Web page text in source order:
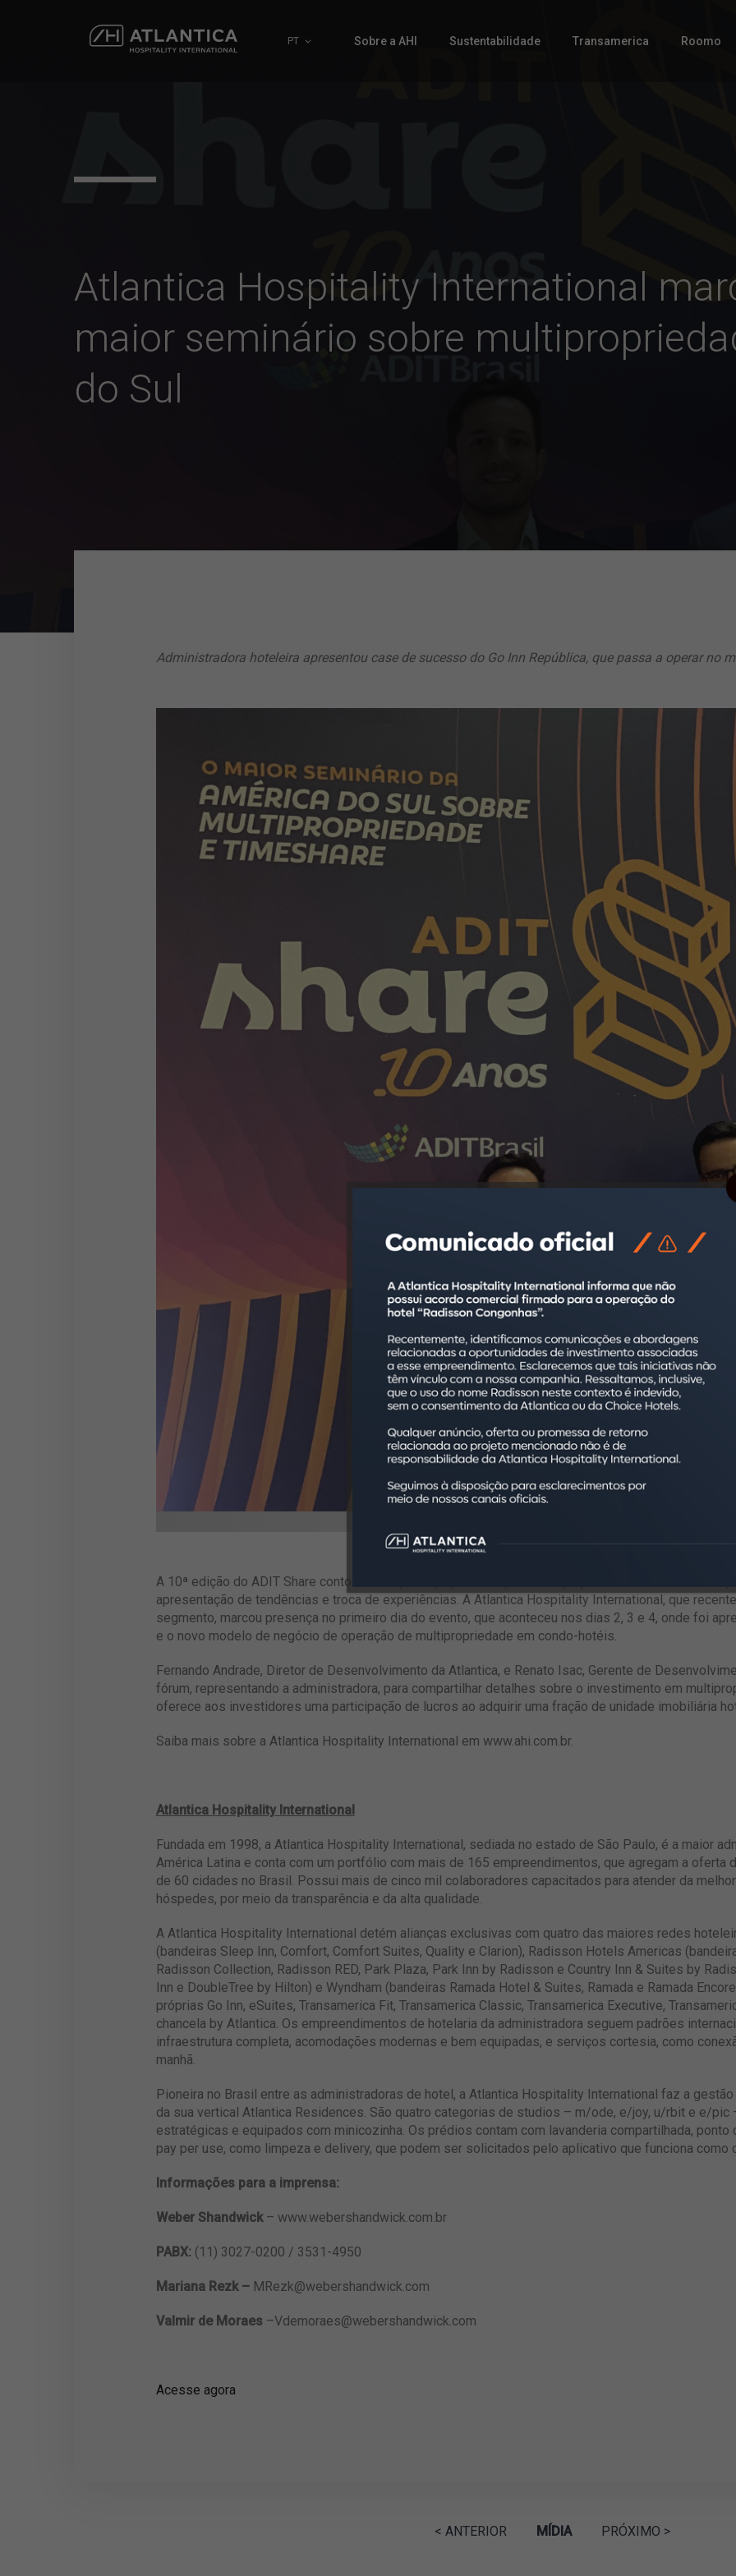
PT Sobre a AHI Sustentabilidade Transamerica Roomo
Atlantica Hospitality International
maior seminário sobre
do Sul
Administradora hoteleira apresentou case de sucesso do Go Inn República, que passa a operar no
A 10ª edição do ADIT Share contou com a participação de importantes players do mercado de
apresentação de tendências e troca de experiências. A Atlantica Hospitality International, que
segmento, marcou presença no primeiro dia do evento, que aconteceu nos dias 2, 3 e 4, onde foi
e o novo modelo de negócio de operação de multipropriedade em condo-hotéis.
Fernando Andrade, Diretor de Desenvolvimento da Atlantica, e Renato Isac, Gerente de
fórum, representando a administradora, para compartilhar detalhes sobre o investimento em
oferece aos investidores uma participação de lucros ao adquirir uma fração de unidade imobiliária
Saiba mais sobre a Atlantica Hospitality International em www.ahi.com.br.
Atlantica Hospitality International
Fundada em 1998, a Atlantica Hospitality International, sediada no estado de São Paulo, é a maior
América Latina e conta com um portfólio com mais de 165 empreendimentos, que agregam a oferta
de 60 cidades no Brasil. Possui mais de cinco mil colaboradores capacitados para atender da
hóspedes, por meio da transparência e da alta qualidade.
A Atlantica Hospitality International detém alianças exclusivas com quatro das maiores redes
(bandeiras Sleep Inn, Comfort, Comfort Suites, Quality e Clarion), Radisson Hotels Americas
Radisson Collection, Radisson RED, Park Plaza, Park Inn by Radisson e Country Inn & Suites by
Inn e DoubleTree by Hilton) e Wyndham (bandeiras Ramada Hotel & Suites, Ramada e Ramada
próprias Go Inn, eSuites, Transamerica Fit, Transamerica Classic, Transamerica Executive,
chancela by Atlantica. Os empreendimentos de hotelaria da administradora seguem padrões
infraestrutura completa, acomodações modernas e bem equipadas, e serviços cortesia, como
manhã.
Pioneira no Brasil entre as administradoras de hotel, a Atlantica Hospitality International faz a
da sua vertical Atlantica Residences. São quatro categorias de studios – m/ode, e/joy, u/rbit e e/
estratégicas e equipados com minicozinha. Os prédios contam com lavanderia compartilhada,
pay per use, como limpeza e delivery, que podem ser solicitados pelo aplicativo que funciona como
Informações para a imprensa:
Weber Shandwick – www.webershandwick.com.br
PABX: (11) 3027-0200 / 3531-4950
Mariana Rezk – MRezk@webershandwick.com
Valmir de Moraes–Vdemoraes@webershandwick.com
Acesse agora
< ANTERIOR MÍDIA PRÓXIMO >